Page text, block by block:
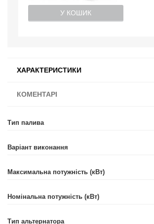
У КОШИК
ХАРАКТЕРИСТИКИ
КОМЕНТАРІ
Тип палива
Варіант виконання
Максимальна потужність (кВт)
Номінальна потужність (кВт)
Тип альтернатора